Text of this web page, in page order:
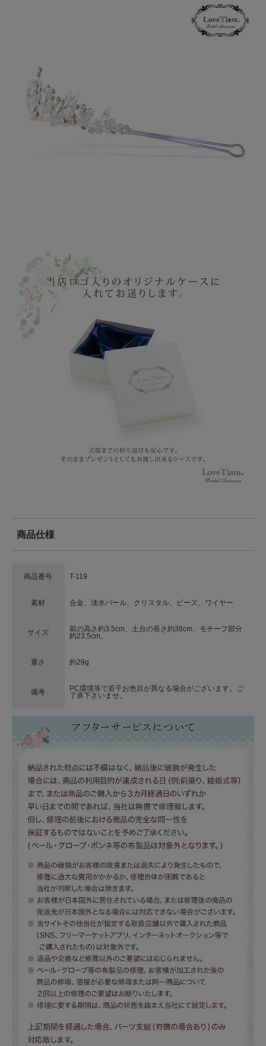
商品仕様
商品番号 T-119
素材 合金、淡水パール、クリスタル、ビーズ、ワイヤー
サイズ
前の高さ約3.5cm、土台の長さ約38cm、モチーフ部分
約23.5cm。
重さ 約29g
備考
PC環境等で若干お色目が異なる場合がございます。ご
了承下さいませ。